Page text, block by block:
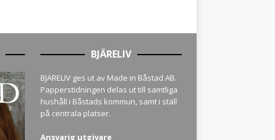
BJÄRELIV
BJÄRELIV ges ut av Made in Båstad AB.
Papperstidningen delas ut till samtliga
hushåll i Båstads kommun, samt i ställ
på centrala platser.
Ansvarig utgivare